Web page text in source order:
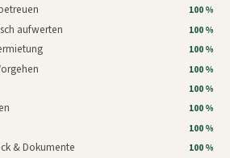
100 %
aufwerten 100 %
100 %
100 %
100 %
100 %
100 %
& Dokumente 100 %